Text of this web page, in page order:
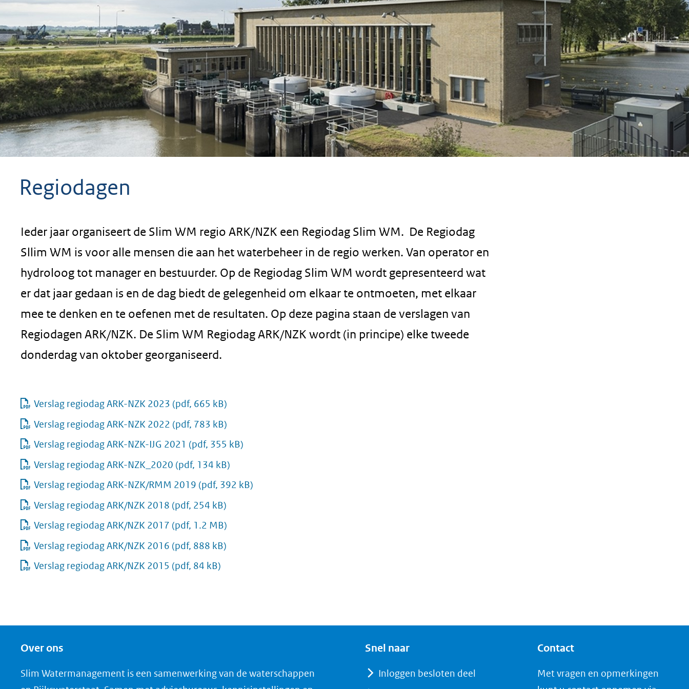
geweigerd.
Regiodagen
Ieder jaar organiseert de Slim WM regio ARK/NZK een Regiodag Slim WM. De Regiodag
Sllim WM is voor alle mensen die aan het waterbeheer in de regio werken. Van operator en
hydroloog tot manager en bestuurder. Op de Regiodag Slim WM wordt gepresenteerd wat
er dat jaar gedaan is en de dag biedt de gelegenheid om elkaar te ontmoeten, met elkaar
mee te denken en te oefenen met de resultaten. Op deze pagina staan de verslagen van
Regiodagen ARK/NZK. De Slim WM Regiodag ARK/NZK wordt (in principe) elke tweede
donderdag van oktober georganiseerd.
Verslag regiodag ARK-NZK 2023 (pdf, 665 kB)
Verslag regiodag ARK-NZK 2022 (pdf, 783 kB)
Verslag regiodag ARK-NZK-IJG 2021 (pdf, 355 kB)
Verslag regiodag ARK-NZK_2020 (pdf, 134 kB)
Verslag regiodag ARK-NZK/RMM 2019 (pdf, 392 kB)
Verslag regiodag ARK/NZK 2018 (pdf, 254 kB)
Verslag regiodag ARK/NZK 2017 (pdf, 1.2 MB)
Verslag regiodag ARK/NZK 2016 (pdf, 888 kB)
Verslag regiodag ARK/NZK 2015 (pdf, 84 kB)
Over ons
Slim Watermanagement is een samenwerking van de waterschappen
Snel naar
Inloggen besloten deel
Contact
Met vragen en opmerkingen